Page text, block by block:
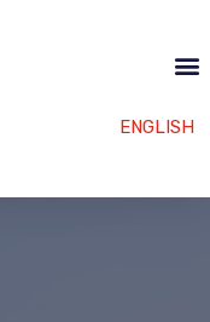
ENGLISH